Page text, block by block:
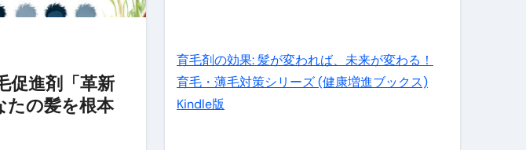
由です。国民は●●をしないとこの先さらに貧しくなります。【 竹花貴騎 切り抜き 会社員
ズボラ株投資
通
欺 #詐欺 #弁護士 #法律
促進剤「革新
たの髪を根本
育毛剤の効果: 髪が変われば、未来が変わる！
育毛・薄毛対策シリーズ (健康増進ブックス)
Kindle版